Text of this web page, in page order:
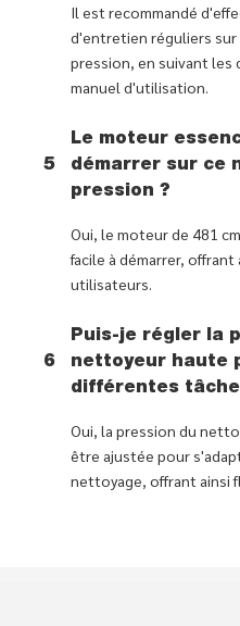
Il est recommandé
d'entretien réguliers
pression, en suivant les
manuel d'utilisation.
5
Le moteur
démarrer sur ce
pression ?
Oui, le moteur de 481
facile à démarrer,
utilisateurs.
6
Puis-je régler la
nettoyeur haute
différentes
Oui, la pression du
être ajustée pour
nettoyage, offrant ainsi